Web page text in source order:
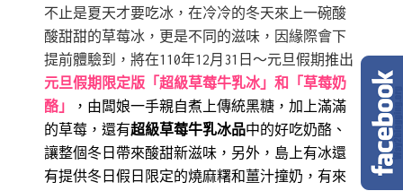
不止是夏天才要吃冰，在冷冷的冬天來上一碗酸
酸甜甜的草莓冰，更是不同的滋味，因緣際會下
提前體驗到，將在110年12月31日～元旦假期推出
元旦假期限定版「超級草莓牛乳冰」和「草莓奶
酪」
，由闆娘一手親自煮上傳統黑糖，加上滿滿
的草莓，還有超級草莓牛乳冰品中的好吃奶酪、
讓整個冬日帶來酸甜新滋味，另外，島上有冰還
有提供冬日假日限定的燒麻糬和薑汁撞奶，有來